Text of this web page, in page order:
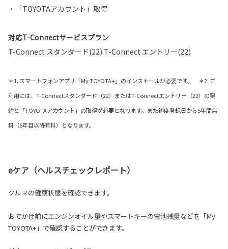
・「TOYOTAアカウント」取得
対応T-Connectサービスプラン
T-Connect スタンダード(22) T-Connect エントリー(22)
＊1. スマートフォンアプリ「My TOYOTA+」のインストールが必要です。 ＊2. ご
利用には、T-Connectスタンダード（22）またはT-Connectエントリー（22）の契
約と「TOYOTAアカウント」の取得が必要となります。また初度登録日から5年間無
料（6年目以降有料）となります。
eケア（ヘルスチェックレポート）
クルマの健康状態を確認できます。
おでかけ前にエンジンオイル量やスマートキーの電池残量などを「My
TOYOTA+」で確認することができます。